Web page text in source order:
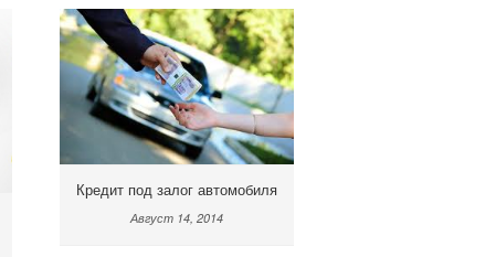
Кредит под залог автомобиля
Август 14, 2014